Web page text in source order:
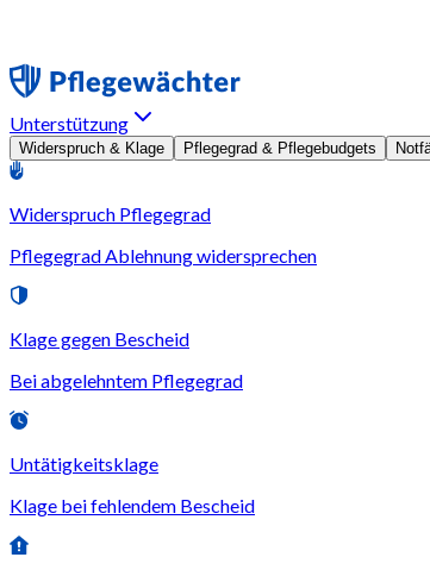
Unterstützung
Widerspruch & Klage Pflegegrad & Pflegebudgets
Widerspruch Pflegegrad
Pflegegrad Ablehnung widersprechen
Klage gegen Bescheid
Bei abgelehntem Pflegegrad
Untätigkeitsklage
Klage bei fehlendem Bescheid